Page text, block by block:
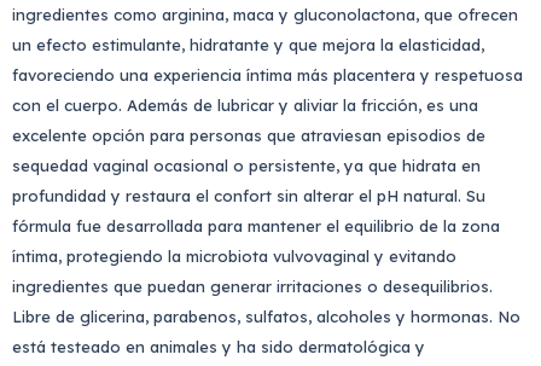
ingredientes como arginina, maca y gluconolactona, que ofrecen
un efecto estimulante, hidratante y que mejora la elasticidad,
favoreciendo una experiencia íntima más placentera y respetuosa
con el cuerpo. Además de lubricar y aliviar la fricción, es una
excelente opción para personas que atraviesan episodios de
sequedad vaginal ocasional o persistente, ya que hidrata en
profundidad y restaura el confort sin alterar el pH natural. Su
fórmula fue desarrollada para mantener el equilibrio de la zona
íntima, protegiendo la microbiota vulvovaginal y evitando
ingredientes que puedan generar irritaciones o desequilibrios.
Libre de glicerina, parabenos, sulfatos, alcoholes y hormonas. No
está testeado en animales y ha sido dermatológica y